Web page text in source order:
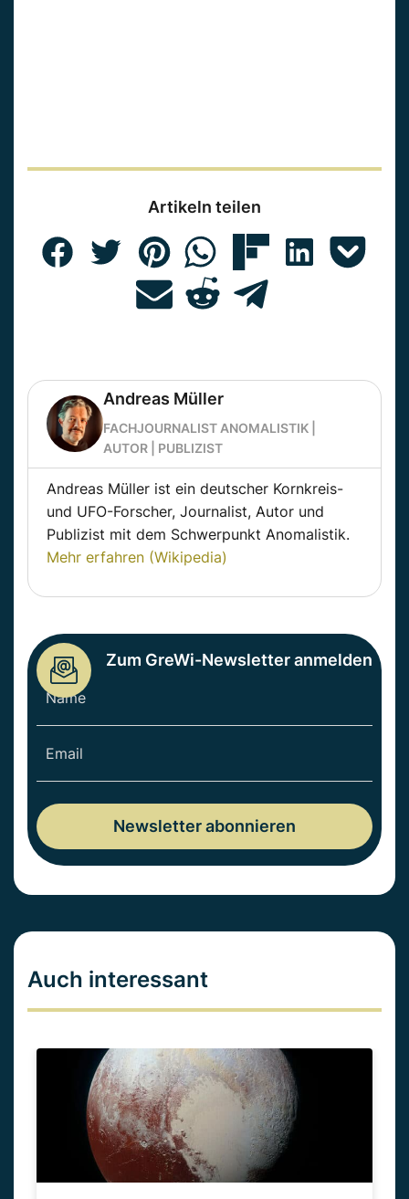
Artikeln teilen
Andreas Müller
FACHJOURNALIST ANOMALISTIK |
AUTOR | PUBLIZIST
Andreas Müller ist ein deutscher Kornkreis-
und UFO-Forscher, Journalist, Autor und
Publizist mit dem Schwerpunkt Anomalistik.
Mehr erfahren (Wikipedia)
Zum GreWi-Newsletter anmelden
Auch interessant